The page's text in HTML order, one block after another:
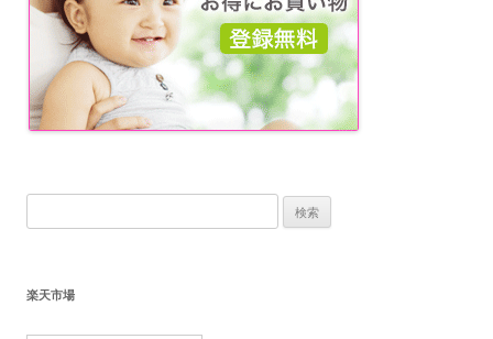
索:
楽天市場